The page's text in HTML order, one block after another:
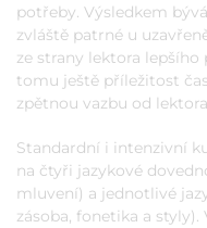
potřeby. Výsledkem
zvláště patrné u
ze strany lektora
tomu ještě příležitost
zpětnou vazbu od
Standardní i intenzivní
na čtyři jazykové
mluvení) a jednotlivé
zásoba, fonetika a styly).